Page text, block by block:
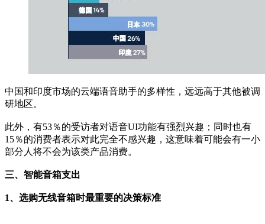
中国和印度市场的云端语音助手的多样性，远远高于其他被调
研地区。
此外，有53％的受访者对语音UI功能有强烈兴趣；同时也有
15％的消费者表示对此完全不感兴趣，这意味着可能会有一小
部分人将不会为该类产品消费。
三、智能音箱支出
1、选购无线音箱时最重要的决策标准